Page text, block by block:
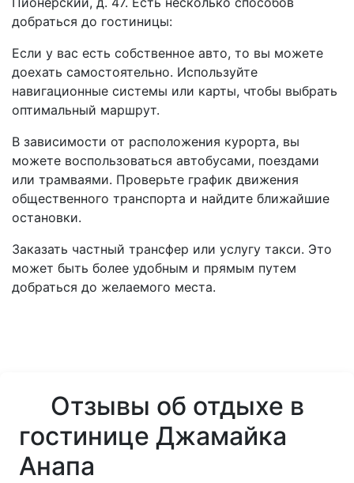
добраться до гостиницы:
Если у вас есть собственное авто, то вы можете
доехать самостоятельно. Используйте
навигационные системы или карты, чтобы выбрать
оптимальный маршрут.
В зависимости от расположения курорта, вы
можете воспользоваться автобусами, поездами
или трамваями. Проверьте график движения
общественного транспорта и найдите ближайшие
остановки.
Заказать частный трансфер или услугу такси. Это
может быть более удобным и прямым путем
добраться до желаемого места.
Отзывы об отдыхе в
гостинице Джамайка
Анапа